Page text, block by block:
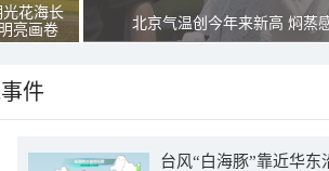
光花海长
亮画卷
北京气温创今年来新高 焖蒸
件
台风“白海豚”靠近华